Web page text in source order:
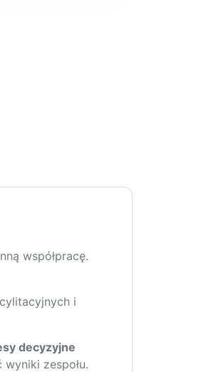
współpracę.
i
decyzyjne
zespołu.